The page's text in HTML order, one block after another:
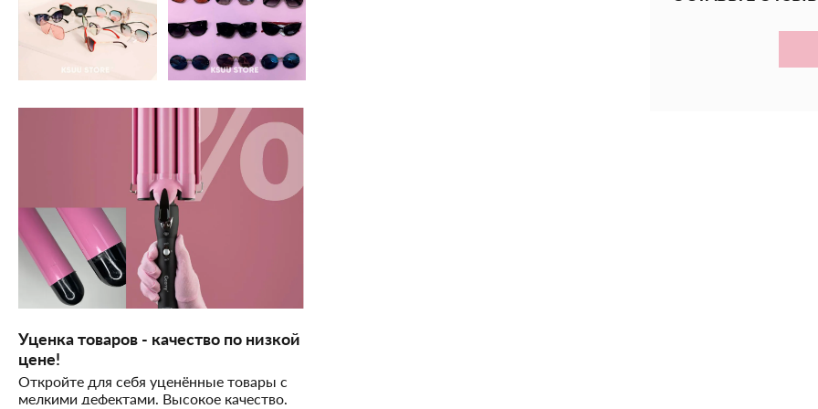
Уценка товаров - качество по низкой
цене!
Откройте для себя уценённые товары с
мелкими дефектами. Высокое качество,